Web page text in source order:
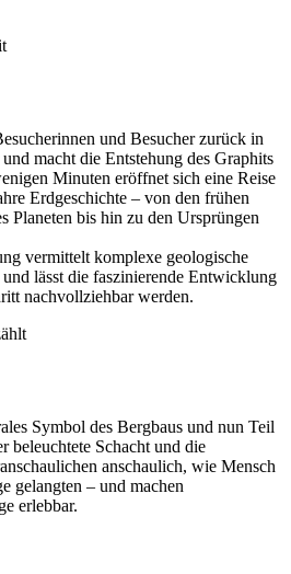
und Besucher zurück in
macht die Entstehung des Graphits
Minuten eröffnet sich eine Reise
Erdgeschichte – von den frühen
Planeten bis hin zu den Ursprüngen
vermittelt komplexe geologische
lässt die faszinierende Entwicklung
nachvollziehbar werden.
Symbol des Bergbaus und nun Teil
beleuchtete Schacht und die
anschaulich, wie Mensch
gelangten – und machen
erlebbar.